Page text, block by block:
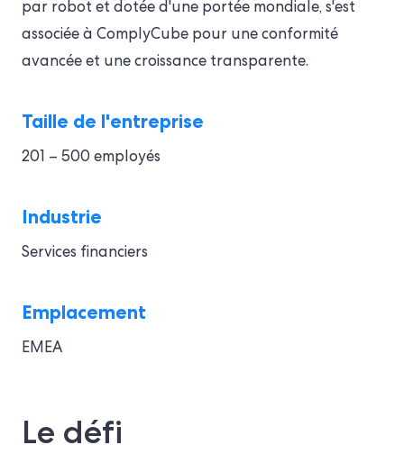
par robot et dotée d'une portée mondiale, s'est
associée à ComplyCube pour une conformité
avancée et une croissance transparente.
Taille de l'entreprise
201 – 500 employés
Industrie
Services financiers
Emplacement
EMEA
Le défi